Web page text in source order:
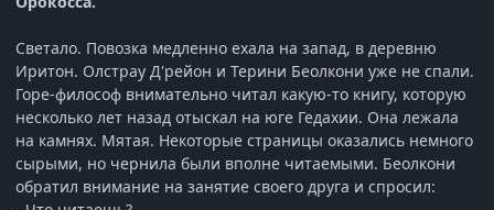
Светало. Повозка медленно ехала на запад, в деревню
Иритон. Олстрау Д'рейон и Терини Беолкони уже не спали.
Горе-философ внимательно читал какую-то книгу, которую
несколько лет назад отыскал на юге Гедахии. Она лежала
на камнях. Мятая. Некоторые страницы оказались немного
сырыми, но чернила были вполне читаемыми. Беолкони
обратил внимание на занятие своего друга и спросил: